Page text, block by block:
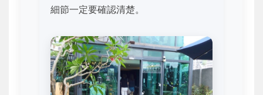
細節一定要確認清楚。